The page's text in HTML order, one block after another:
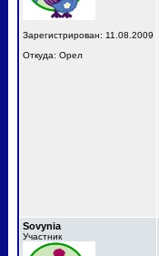
Зарегистрирован: 11.08.2009
Откуда: Орел
Sovynia
Участник